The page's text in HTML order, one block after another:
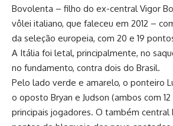
Bovolenta – filho do ex-central Vigor
vôlei italiano, que faleceu em 2012 –
da seleção europeia, com 20 e 19
A Itália foi letal, principalmente, no
no fundamento, contra dois do Brasil.
Pelo lado verde e amarelo, o ponteiro
o oposto Bryan e Judson (ambos com
principais jogadores. O também central